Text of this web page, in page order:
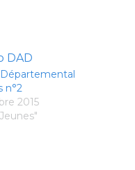
n°2
2015